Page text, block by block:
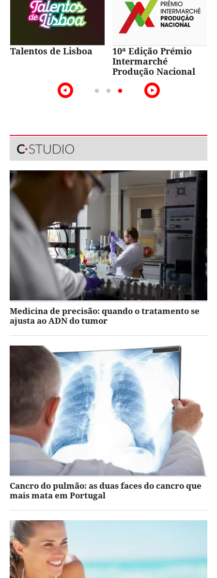
Talentos de Lisboa
10ª Edição Prémio
Intermarché
Produção Nacional
Medicina de precisão: quando o tratamento se
ajusta ao ADN do tumor
Cancro do pulmão: as duas faces do cancro que
mais mata em Portugal